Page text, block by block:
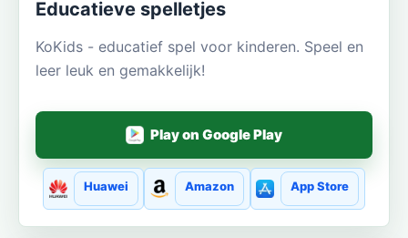
Educatieve spelletjes
KoKids - educatief spel voor kinderen. Speel en
leer leuk en gemakkelijk!
Play on Google Play
Huawei Amazon App Store